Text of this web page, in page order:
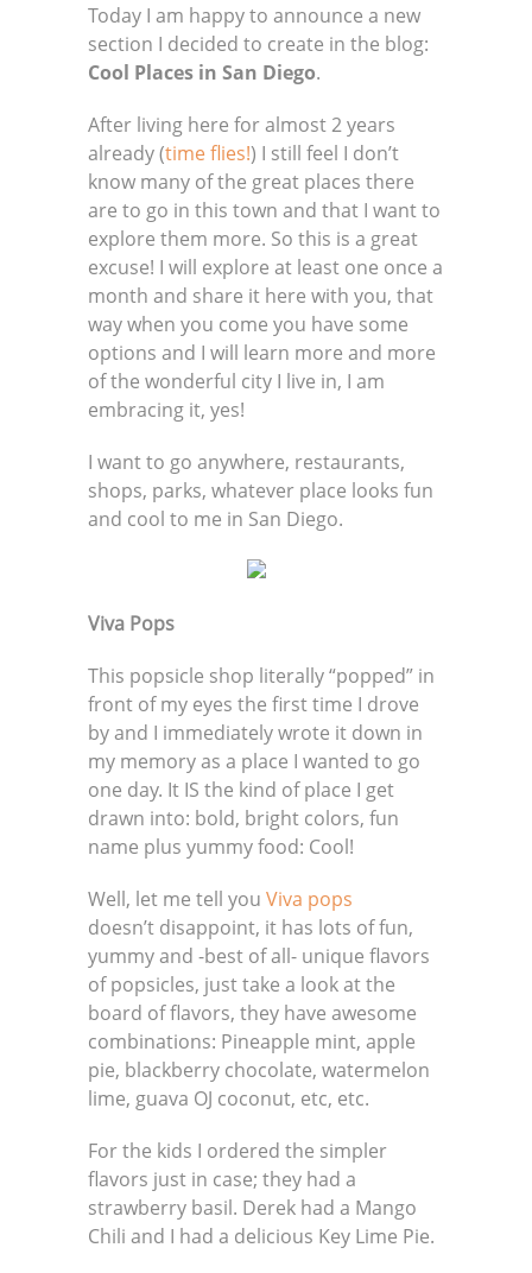
Today I am happy to announce a new
section I decided to create in the blog:
Cool Places in San Diego.
After living here for almost 2 years
already (time flies!) I still feel I don’t
know many of the great places there
are to go in this town and that I want to
explore them more. So this is a great
excuse! I will explore at least one once a
month and share it here with you, that
way when you come you have some
options and I will learn more and more
of the wonderful city I live in, I am
embracing it, yes!
I want to go anywhere, restaurants,
shops, parks, whatever place looks fun
and cool to me in San Diego.
Viva Pops
This popsicle shop literally “popped” in
front of my eyes the first time I drove
by and I immediately wrote it down in
my memory as a place I wanted to go
one day. It IS the kind of place I get
drawn into: bold, bright colors, fun
name plus yummy food: Cool!
Well, let me tell you Viva pops
doesn’t disappoint, it has lots of fun,
yummy and -best of all- unique flavors
of popsicles, just take a look at the
board of flavors, they have awesome
combinations: Pineapple mint, apple
pie, blackberry chocolate, watermelon
lime, guava OJ coconut, etc, etc.
For the kids I ordered the simpler
flavors just in case; they had a
strawberry basil. Derek had a Mango
Chili and I had a delicious Key Lime Pie.